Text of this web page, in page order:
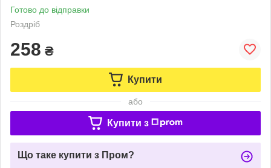
Готово до відправки
Роздріб
258 ₴
Купити
або
Купити з
Що таке купити з Пром?